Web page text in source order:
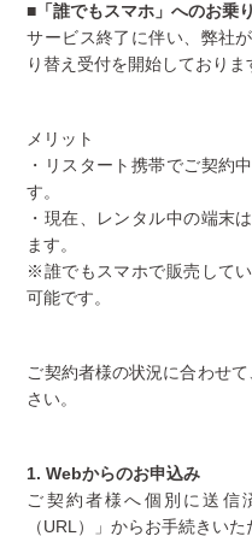
■「誰でもスマホ」へのお乗
サービス終了に伴い、弊社
り替え受付を開始しておりま
メリット
・リスタート携帯でご契約
す。
・現在、レンタル中の端末
ます。
※誰でもスマホで販売して
可能です。
ご契約者様の状況に合わせ
さい。
1. Webからのお申込み
ご契約者様へ個別に送信
（URL）」からお手続きいた